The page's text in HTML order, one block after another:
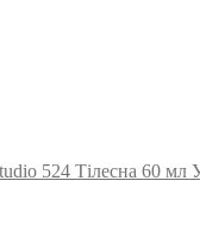
524 Тілесна 60 мл